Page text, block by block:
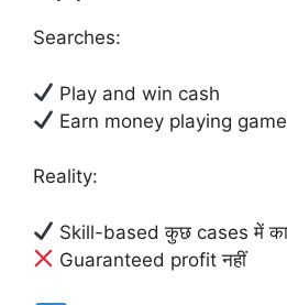
Searches:
Play and win cash
Earn money playing
Reality:
Skill-based कुछ cases में
Guaranteed profit नहीं